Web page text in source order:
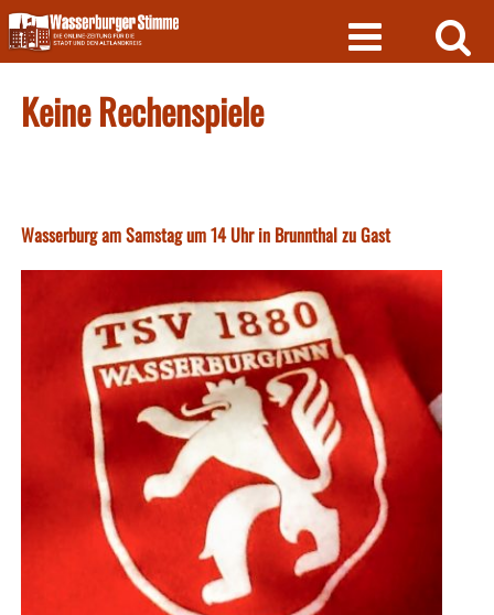
Skip
to
content
Keine Rechenspiele
Wasserburg am Samstag um 14 Uhr in Brunnthal zu Gast